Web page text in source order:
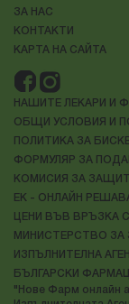
ЗА НАС
КОНТАКТИ
КАРТА НА САЙТА
НАШИТЕ ЛЕКАРИ И
ОБЩИ УСЛОВИЯ И
ПОЛИТИКА ЗА
ФОРМУЛЯР ЗА
КОМИСИЯ ЗА
ЕК - ОНЛАЙН
ЦЕНИ ВЪВ ВРЪЗКА
МИНИСТЕРСТВО ЗА
ИЗПЪЛНИТЕЛНА
БЪЛГАРСКИ
"Нове Фарм онлайн